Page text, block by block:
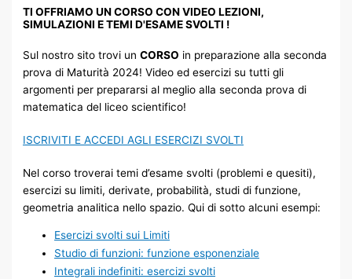
TI OFFRIAMO UN CORSO CON VIDEO LEZIONI,
SIMULAZIONI E TEMI D'ESAME SVOLTI !
Sul nostro sito trovi unCORSO in preparazione alla seconda
prova di Maturità 2024! Video ed esercizi su tutti gli
argomenti per prepararsi al meglio alla seconda prova di
matematica del liceo scientifico!
ISCRIVITI E ACCEDI AGLI ESERCIZI SVOLTI
Nel corso troverai temi d’esame svolti (problemi e quesiti),
esercizi su limiti, derivate, probabilità, studi di funzione,
geometria analitica nello spazio. Qui di sotto alcuni esempi:
Esercizi svolti sui Limiti
Studio di funzioni: funzione esponenziale
Integrali indefiniti: esercizi svolti